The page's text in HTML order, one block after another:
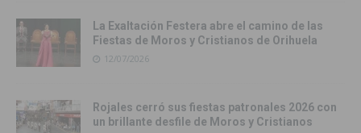
La Exaltación Festera abre el camino de las
Fiestas de Moros y Cristianos de Orihuela
12/07/2026
Rojales cerró sus fiestas patronales 2026 con
un brillante desfile de Moros y Cristianos